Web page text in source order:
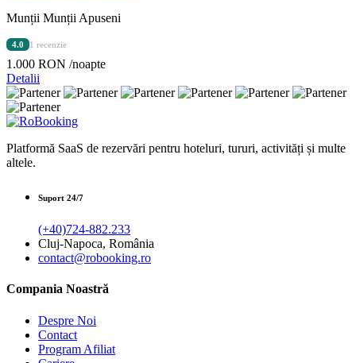
Munții Munții Apuseni
4.0 1 recenzie
1.000 RON /noapte
Detalii
Platformă SaaS de rezervări pentru hoteluri, tururi, activități și multe
altele.
Suport 24/7
(+40)724-882.233
Cluj-Napoca, România
contact@robooking.ro
Compania Noastră
Despre Noi
Contact
Program Afiliat